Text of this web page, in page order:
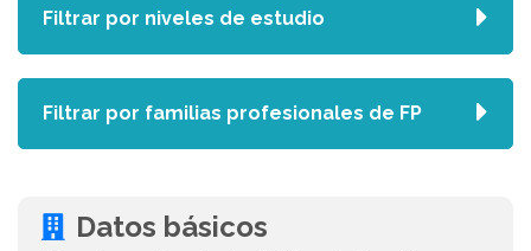
Datos básicos
Filtrar por niveles de estudio
Filtrar por familias profesionales de FP